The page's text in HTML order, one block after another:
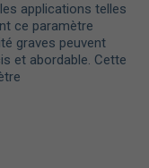
applications telles
ce paramètre
graves peuvent
et abordable. Cette